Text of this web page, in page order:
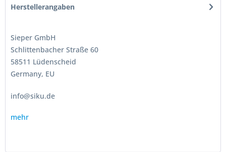
Herstellerangaben
Sieper GmbH
Schlittenbacher Straße 60
58511 Lüdenscheid
Germany, EU
info@siku.de
mehr